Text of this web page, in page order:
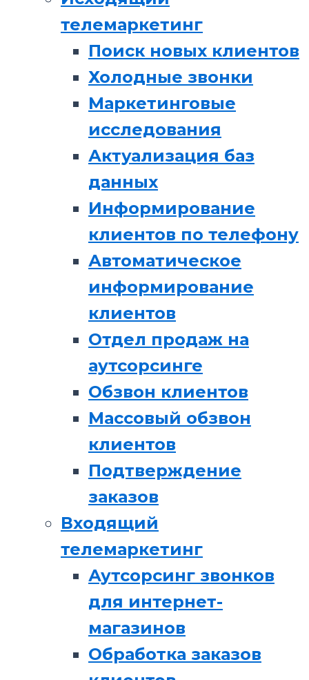
телемаркетинг
Поиск новых клиентов
Холодные звонки
Маркетинговые
исследования
Актуализация баз
данных
Информирование
клиентов по телефону
Автоматическое
информирование
клиентов
Отдел продаж на
аутсорсинге
Обзвон клиентов
Массовый обзвон
клиентов
Подтверждение
заказов
Входящий
телемаркетинг
Аутсорсинг звонков
для интернет-
магазинов
Обработка заказов